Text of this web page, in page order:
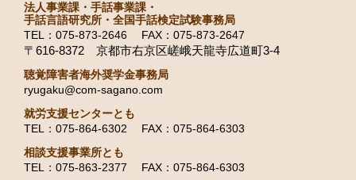
法人事業課・手話事業課・
手話言語研究所・全国手話検定試験事務局
TEL：075-873-2646 FAX：075-873-2647
〒616-8372 京都市右京区嵯峨天龍寺広道町3-4
聴覚障害者海外奨学金事務局
ryugaku@com-sagano.com
就労支援センターとも
TEL：075-864-6302 FAX：075-864-6303
相談支援事業所とも
TEL：075-863-2377 FAX：075-864-6303